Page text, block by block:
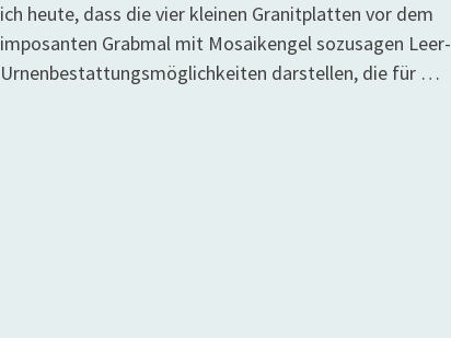
ich heute, dass die vier kleinen Granitplatten vor dem
imposanten Grabmal mit Mosaikengel sozusagen Leer-
Urnenbestattungsmöglichkeiten darstellen, die für …